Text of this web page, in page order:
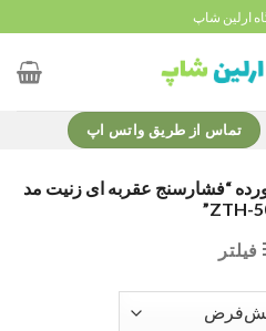
ارلین شاپ
تماس از طریق واتس اپ
“فشارسنج عقربه ای زنیت مد
ZTH-
فیلتر